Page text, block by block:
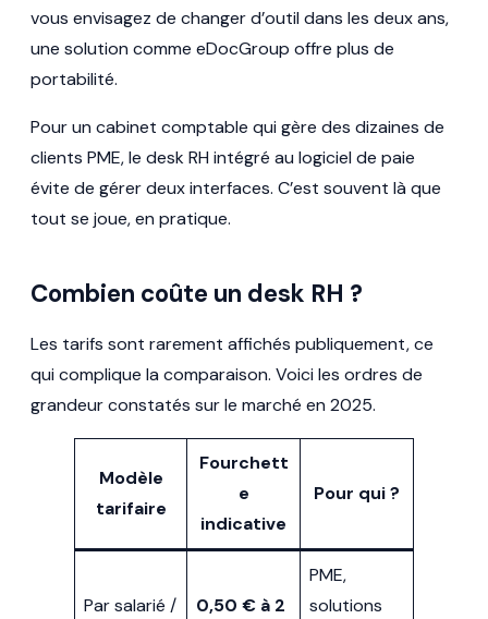
vous envisagez de changer d’outil dans les deux ans,
une solution comme eDocGroup offre plus de
portabilité.
Pour un cabinet comptable qui gère des dizaines de
clients PME, le desk RH intégré au logiciel de paie
évite de gérer deux interfaces. C’est souvent là que
tout se joue, en pratique.
Combien coûte un desk RH ?
Les tarifs sont rarement affichés publiquement, ce
qui complique la comparaison. Voici les ordres de
grandeur constatés sur le marché en 2025.
Modèle
tarifaire
Fourchett
e
indicative
Pour qui ?
Par salarié /
0,50 € à 2
PME,
solutions